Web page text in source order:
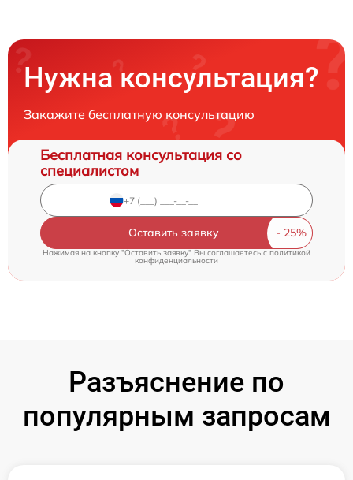
Нужна консультация?
Закажите бесплатную консультацию
Бесплатная консультация со
специалистом
Оставить заявку
Нажимая на кнопку "Оставить заявку" Вы соглашаетесь cполитикой
конфиденциальности
Разъяснение по
популярным запросам